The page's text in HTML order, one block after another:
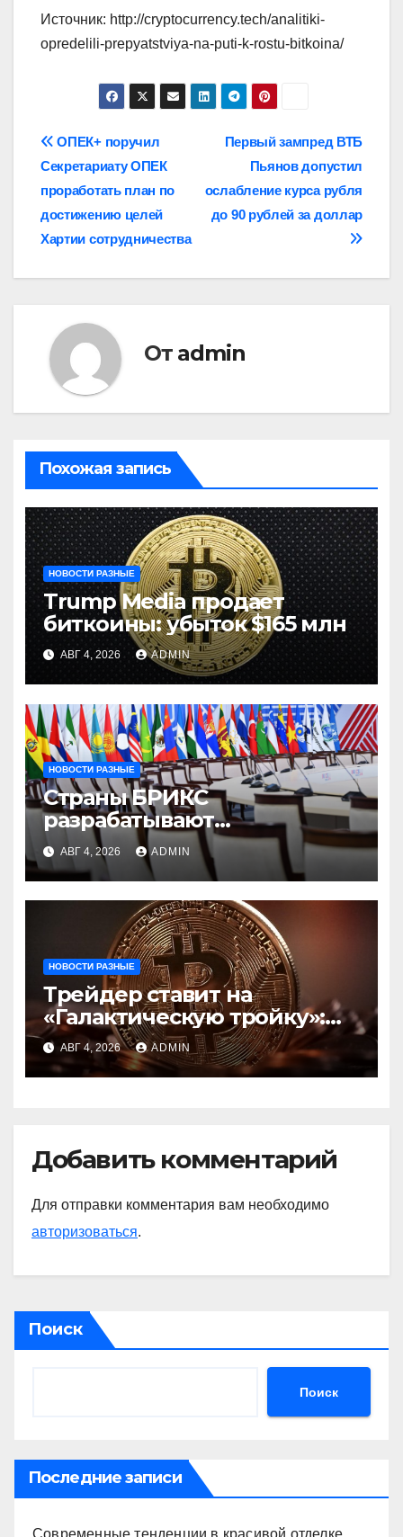
Источник: http://cryptocurrency.tech/analitiki-
opredelili-prepyatstviya-na-puti-k-rostu-bitkoina/
Навигация
по
записям
Первый зампред ВТБ
Пьянов допустил
ослабление курса рубля
до 90 рублей за доллар
ОПЕК+ поручил
Секретариату ОПЕК
проработать план по
достижению целей
Хартии сотрудничества
От admin
Похожая запись
НОВОСТИ РАЗНЫЕ
Trump Media продает
биткоины: убыток $165 млн
АВГ 4, 2026 ADMIN
НОВОСТИ РАЗНЫЕ
Страны БРИКС
разрабатывают
инфраструктуру на базе
цифровых валют
центробанков
АВГ 4, 2026 ADMIN
НОВОСТИ РАЗНЫЕ
Трейдер ставит на
«Галактическую тройку»:
Circle, Coinbase и ETH
АВГ 4, 2026 ADMIN
Добавить комментарий
Для отправки комментария вам необходимо
авторизоваться.
Поиск
Поиск
Последние записи